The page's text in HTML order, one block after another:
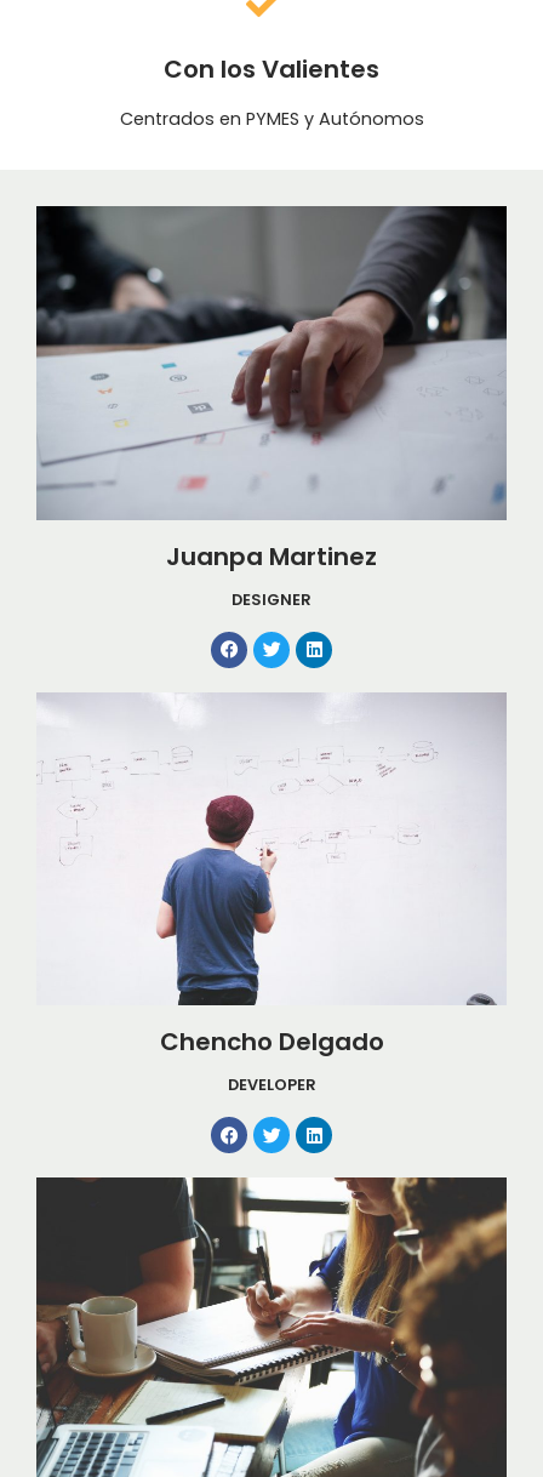
Con los Valientes
Centrados en PYMES y Autónomos
Juanpa Martinez
DESIGNER
Chencho Delgado
DEVELOPER